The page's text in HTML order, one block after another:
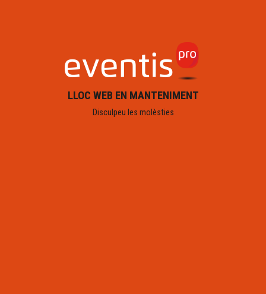
LLOC WEB EN MANTENIMENT
Disculpeu les molèsties